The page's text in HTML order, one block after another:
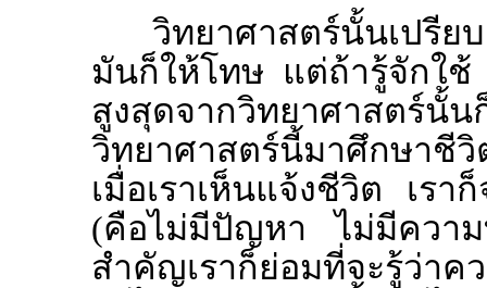
วิทยาศาสตร์นั้นเปรีย
มันก็ให้โทษ แต่ถ้ารู้จักใ
สูงสุดจากวิทยาศาสตร์
วิทยาศาสตร์นี้มาศึกษา
เมื่อเราเห็นแจ้งชีวิต เรา
(คือไม่มีปัญหา ไม่มีควา
สำคัญเราก็ย่อมที่จะรู้ว่าค